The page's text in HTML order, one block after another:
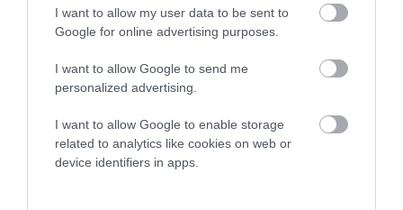
I want to allow my user data to be sent to
Google for online advertising purposes.
I want to allow Google to send me
personalized advertising.
I want to allow Google to enable storage
related to analytics like cookies on web or
device identifiers in apps.
Ταμία στη Σταυροπέδα που θα μαζεύει διόδια
μας και την Υδρούσα. Λιμάνι είπαμε θα κάνουν
και επομένος δεν θα έχουν ανάγκη το δικό μας.